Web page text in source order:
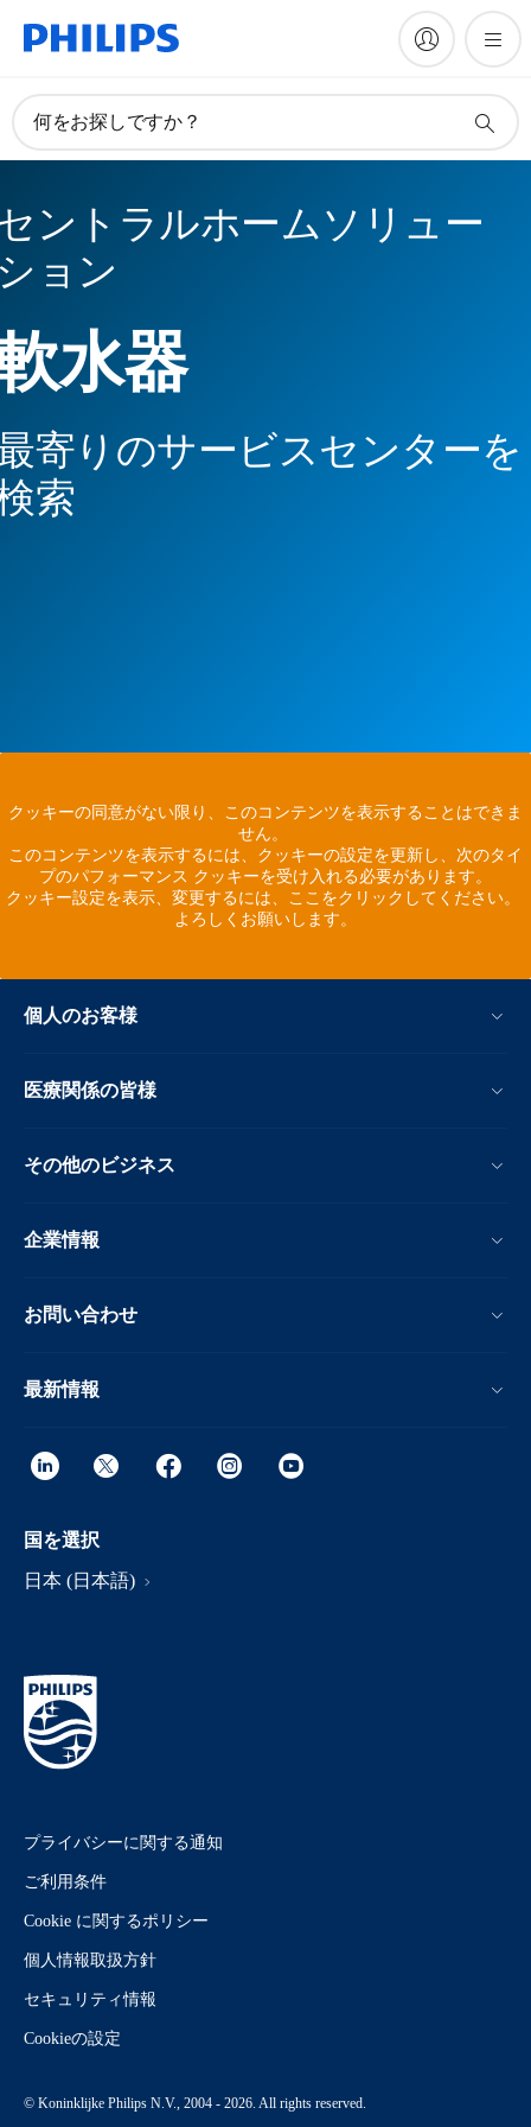
何をお探しですか？
ントラルホームソリュー
ョン
水器
寄りのサービスセンターを
索
クッキーの同意がない限り、このコンテンツを表示することはできま
せん。
このコンテンツを表示するには、クッキーの設定を更新し、次のタイ
プのパフォーマンス クッキーを受け入れる必要があります。
クッキー設定を表示、変更するには、ここをクリックしてください。
よろしくお願いします。
個人のお客様
医療関係の皆様
その他のビジネス
企業情報
お問い合わせ
最新情報
国を選択
日本 (日本語)
プライバシーに関する通知
ご利用条件
Cookie に関するポリシー
個人情報取扱方針
セキュリティ情報
Cookieの設定
© Koninklijke Philips N.V., 2004 - 2026. All rights reserved.